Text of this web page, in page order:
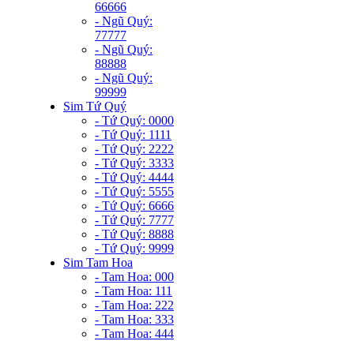
66666
- Ngũ Quý:
77777
- Ngũ Quý:
88888
- Ngũ Quý:
99999
Sim Tứ Quý
- Tứ Quý: 0000
- Tứ Quý: 1111
- Tứ Quý: 2222
- Tứ Quý: 3333
- Tứ Quý: 4444
- Tứ Quý: 5555
- Tứ Quý: 6666
- Tứ Quý: 7777
- Tứ Quý: 8888
- Tứ Quý: 9999
Sim Tam Hoa
- Tam Hoa: 000
- Tam Hoa: 111
- Tam Hoa: 222
- Tam Hoa: 333
- Tam Hoa: 444